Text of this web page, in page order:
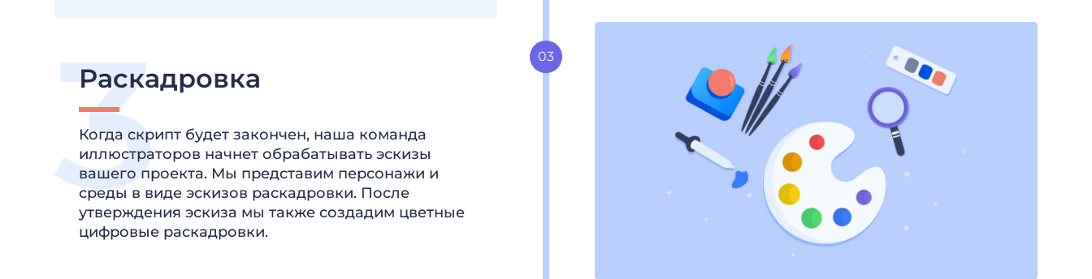
Раскадровка
Когда скрипт будет закончен, наша команда
иллюстраторов начнет обрабатывать эскизы
вашего проекта. Мы представим персонажи и
среды в виде эскизов раскадровки. После
утверждения эскиза мы также создадим цветные
цифровые раскадровки.